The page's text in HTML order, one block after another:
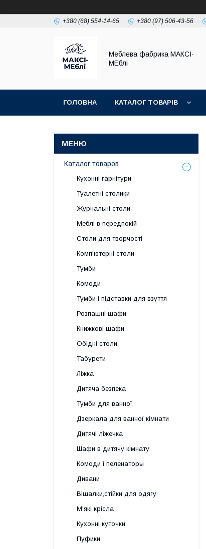
+380 (68) 554-14-65 +380 (97) 506-43-56
Меблева фабрика МАКСІ-
МЕблі
ГОЛОВНА КАТАЛОГ ТОВАРІВ
Каталог товаров
Кухонні гарнітури
Туалетні столики
Журнальні столи
Меблі в передпокій
Столи для творчості
Комп'ютерні столи
Тумби
Комоди
Тумби і підставки для взуття
Розпашні шафи
Книжкові шафи
Обідні столи
Табурети
Ліжка
Дитяча безпека
Тумби для ванної
Дзеркала для ванної кімнати
Дитячі ліжечка
Шафи в дитячу кімнату
Комоди і пеленаторы
Дивани
Вішалки,стійки для одягу
М'які крісла
Кухонні куточки
Пуфики